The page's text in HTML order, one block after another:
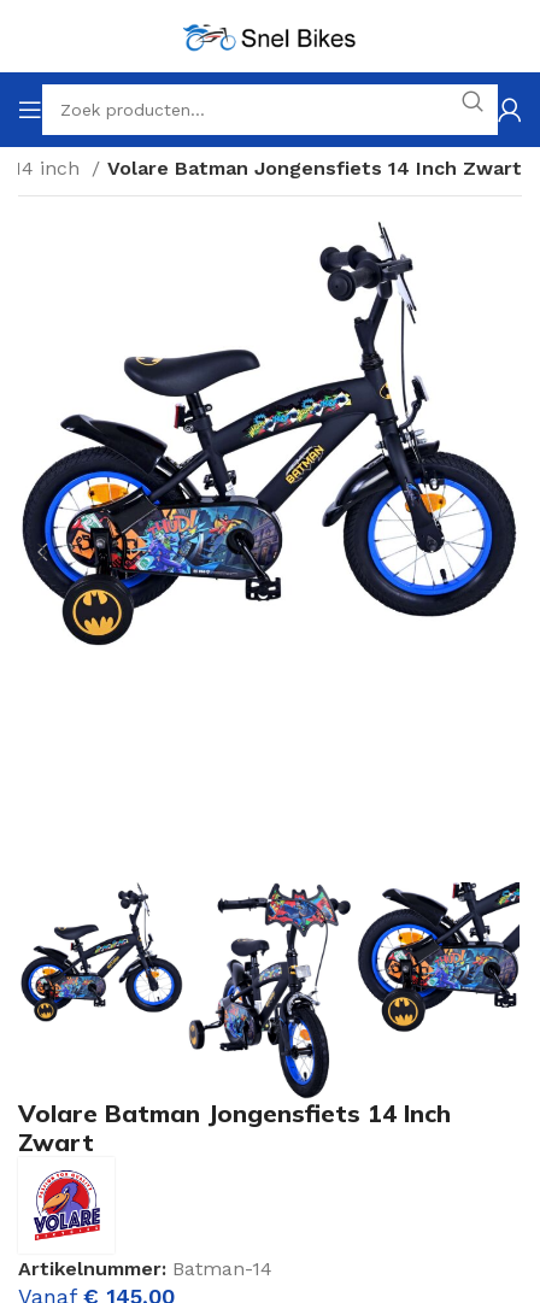
14 inch Volare Batman Jongensfiets 14 Inch Zwart
Volare Batman Jongensfiets 14 Inch
Zwart
Artikelnummer: Batman-14
Vanaf € 145,00